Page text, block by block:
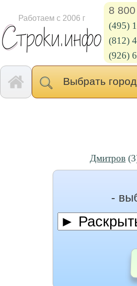
Работаем с 2006 г
8
(495)
(812)
(926)
Выбрать
Дмитров
-